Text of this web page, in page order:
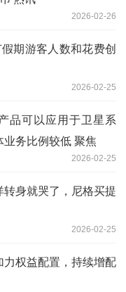
2026-02-26
期游客人数和花费创
2026-02-25
品可以应用于卫星系
务比例较低 聚焦
2026-02-25
身就哭了，尼格买提
2026-02-25
力权益配置，持续增配